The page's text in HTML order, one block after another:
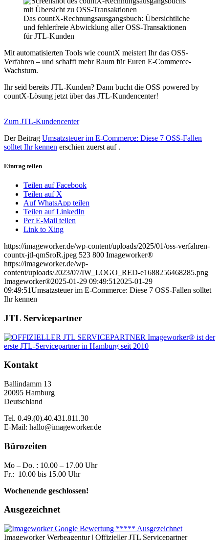
Das countX-Rechnungsausgangsbuch: Übersichtliche
und fehlerfreie Abwicklung aller OSS-Transaktionen
für JTL-Kunden
Mit automatisierten Tools wie countX meistert Ihr das OSS-
Verfahren – und schafft mehr Raum für Euren E-Commerce-
Wachstum.
Ihr seid bereits JTL-Kunden? Dann bucht die OSS powered by
countX-Lösung jetzt über das JTL-Kundencenter!
Zum JTL-Kundencenter
Der Beitrag Umsatzsteuer im E-Commerce: Diese 7 OSS-Fallen
solltet Ihr kennen erschien zuerst auf .
Eintrag teilen
Teilen auf Facebook
Teilen auf X
Auf WhatsApp teilen
Teilen auf LinkedIn
Per E-Mail teilen
Link to Xing
https://imageworker.de/wp-content/uploads/2025/01/oss-verfahren-
countx-jtl-qmSroR.jpeg 523 800 Imageworker®
https://imageworker.de/wp-
content/uploads/2023/07/IW_LOGO_RED-e1688256468285.png
Imageworker®2025-01-29 09:49:51 2025-01-29
09:49:51Umsatzsteuer im E-Commerce: Diese 7 OSS-Fallen solltet
Ihr kennen
JTL Servicepartner
Kontakt
Ballindamm 13
20095 Hamburg
Deutschland
Tel. 0.49.(0).40.431.811.30
E-Mail: hallo@imageworker.de
Bürozeiten
Mo – Do. : 10.00 – 17.00 Uhr
Fr.: 10.00 bis 15.00 Uhr
Wochenende geschlossen!
Ausgezeichnet
Imageworker Werbeagentur | Offizieller JTL Servicepartner